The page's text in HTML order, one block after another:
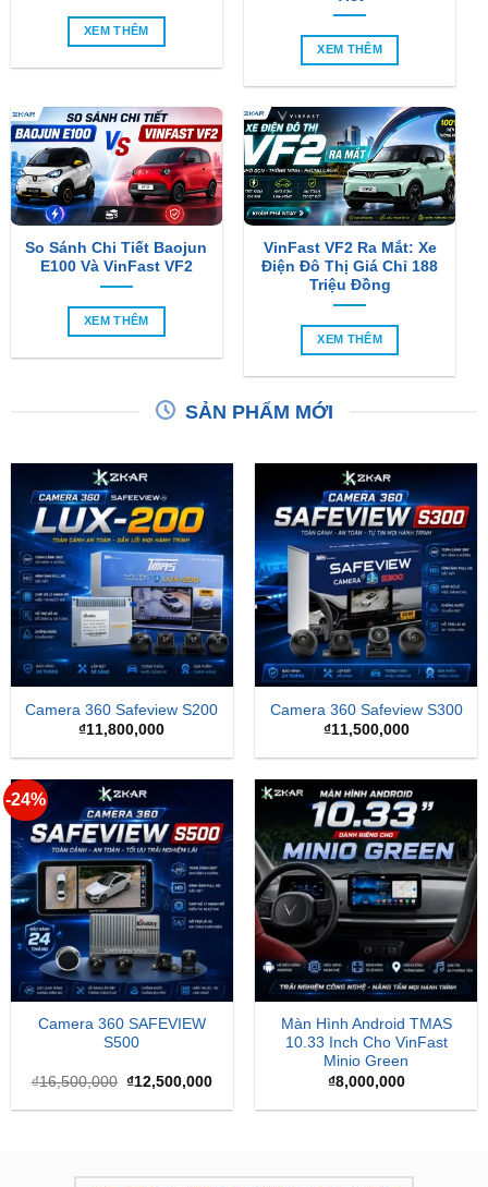
XEM THÊM
XEM THÊM
So Sánh Chi Tiết Baojun
E100 Và VinFast VF2
XEM THÊM
VinFast VF2 Ra Mắt: Xe
Điện Đô Thị Giá Chỉ 188
Triệu Đồng
XEM THÊM
SẢN PHẨM MỚI
Camera 360 Safeview S200
₫11,800,000
Camera 360 Safeview S300
₫11,500,000
-24%
Camera 360 SAFEVIEW
S500
₫16,500,000 Giá
là:
₫12,500,000Giá
tại
Màn Hình Android TMAS
10.33 Inch Cho VinFast
Minio Green
₫8,000,000